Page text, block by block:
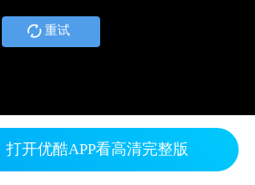
重试
开优酷APP看高清完整版